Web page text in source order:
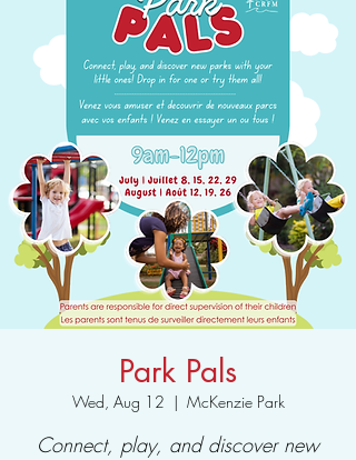
Park Pals
Wed, Aug 12
  |
McKenzie Park
Connect, play, and discover new